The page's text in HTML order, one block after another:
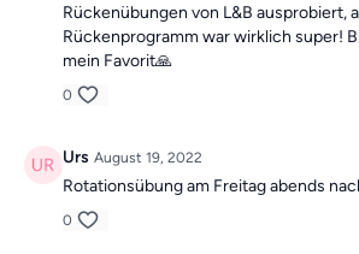
Rückenübungen von L&B ausprobiert,
Rückenprogramm war wirklich super!
mein Favorit🙏
0
Urs August 19, 2022
Rotationsübung am Freitag abends
0